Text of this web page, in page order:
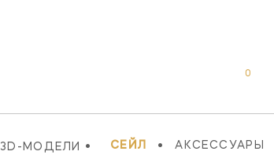
3D-МОДЕЛИ • СЕЙЛ • АКСЕССУАРЫ
0